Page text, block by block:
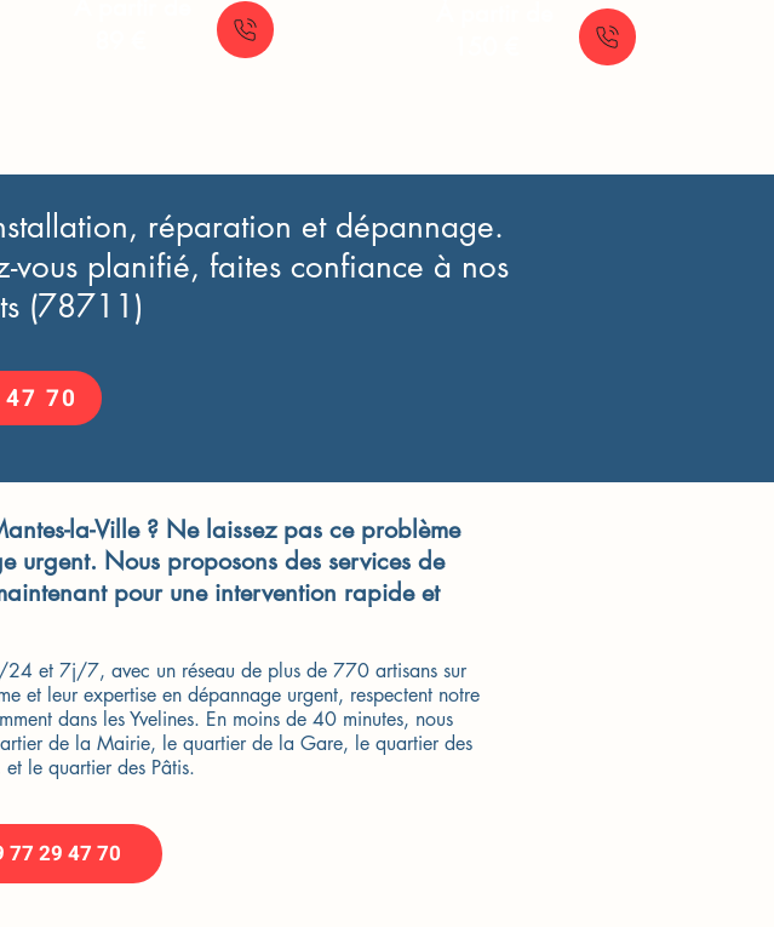
réparation et dépannage.
vous planifié, faites confiance à nos
(78711)
70
la-Ville ? Ne laissez pas ce problème
Nous proposons des services de
pour une intervention rapide et
et 7j/7, avec un réseau de plus de 770 artisans sur
et leur expertise en dépannage urgent, respectent notre
dans les Yvelines. En moins de 40 minutes, nous
de la Mairie, le quartier de la Gare, le quartier des
le quartier des Pâtis.
77 29 47 70